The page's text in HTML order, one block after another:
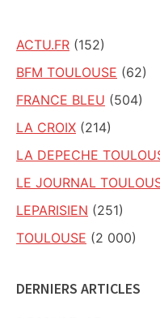
ACTU.FR (152)
BFM TOULOUSE (62)
FRANCE BLEU (504)
LA CROIX (214)
LA DEPECHE
LE JOURNAL
LEPARISIEN (251)
TOULOUSE (2 000)
DERNIERS ARTICLES